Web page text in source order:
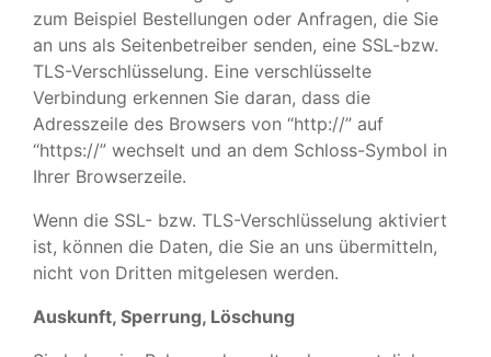
zum Beispiel Bestellungen oder Anfragen, die Sie
an uns als Seitenbetreiber senden, eine SSL-bzw.
TLS-Verschlüsselung. Eine verschlüsselte
Verbindung erkennen Sie daran, dass die
Adresszeile des Browsers von “http://” auf
“https://” wechselt und an dem Schloss-Symbol in
Ihrer Browserzeile.
Wenn die SSL- bzw. TLS-Verschlüsselung aktiviert
ist, können die Daten, die Sie an uns übermitteln,
nicht von Dritten mitgelesen werden.
Auskunft, Sperrung, Löschung